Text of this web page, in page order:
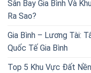
Sân Bay Gia Bình Và
Ra Sao?
Gia Bình – Lương Tài:
Quốc Tế Gia Bình
Top 5 Khu Vực Đất